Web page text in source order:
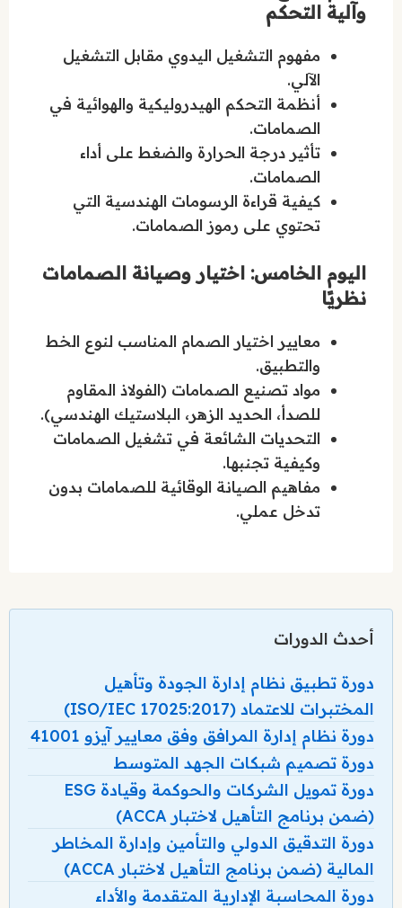
وآلية التحكم
مفهوم التشغيل اليدوي مقابل التشغيل
الآلي.
أنظمة التحكم الهيدروليكية والهوائية في
الصمامات.
تأثير درجة الحرارة والضغط على أداء
الصمامات.
كيفية قراءة الرسومات الهندسية التي
تحتوي على رموز الصمامات.
اليوم الخامس: اختيار وصيانة الصمامات
نظريًا
معايير اختيار الصمام المناسب لنوع الخط
والتطبيق.
مواد تصنيع الصمامات (الفولاذ المقاوم
للصدأ، الحديد الزهر، البلاستيك الهندسي).
التحديات الشائعة في تشغيل الصمامات
وكيفية تجنبها.
مفاهيم الصيانة الوقائية للصمامات بدون
تدخل عملي.
أحدث الدورات
دورة تطبيق نظام إدارة الجودة وتأهيل
المختبرات للاعتماد (ISO/IEC 17025:2017)
دورة نظام إدارة المرافق وفق معايير آيزو 41001
دورة تصميم شبكات الجهد المتوسط
دورة تمويل الشركات والحوكمة وقيادة ESG
(ضمن برنامج التأهيل لاختبار ACCA)
دورة التدقيق الدولي والتأمين وإدارة المخاطر
المالية (ضمن برنامج التأهيل لاختبار ACCA)
دورة المحاسبة الإدارية المتقدمة والأداء